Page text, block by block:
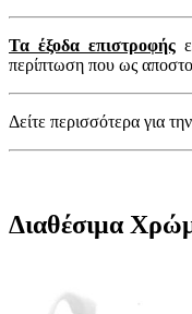
Τα έξοδα επιστροφής
περίπτωση που ως
Δείτε περισσότερα για την
Διαθέσιμα